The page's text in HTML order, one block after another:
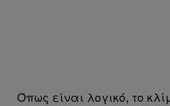
Όπως είναι λογικό, το